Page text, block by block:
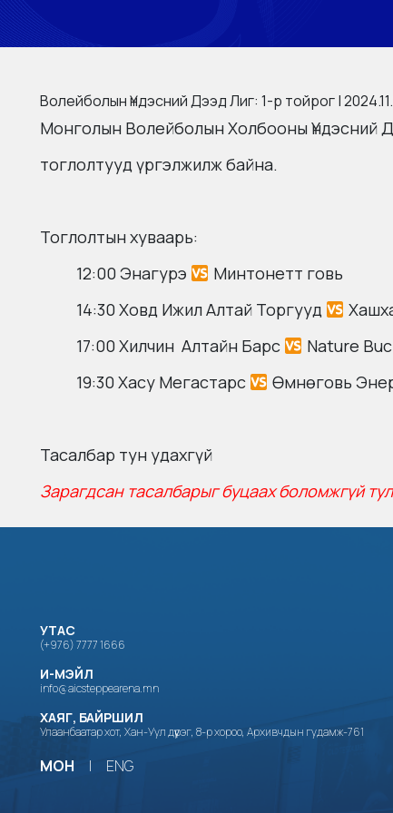
Волейболын Үндэсний Дээд Лиг: 1-р тойрог |
Монголын Волейболын Холбооны Үндэсний
тоглолтууд үргэлжилж байна.
Тоглолтын хуваарь:
12:00 Энагурэ
Минтонетт говь
14:30 Ховд Ижил Алтай Торгууд
17:00 Хилчин Алтайн Барс
Nature
19:30 Хасу Мегастарс
Өмнөговь
Тасалбар тун удахгүй
Зарагдсан тасалбарыг буцаах боломжгүй
УТАС
(+976) 7777 1666
И-МЭЙЛ
info@aicsteppearena.mn
ХАЯГ, БАЙРШИЛ
Улаанбаатар хот, Хан-Уул дүүрэг, 8-р хороо, Архивчдын гудамж-761
МОН | ENG